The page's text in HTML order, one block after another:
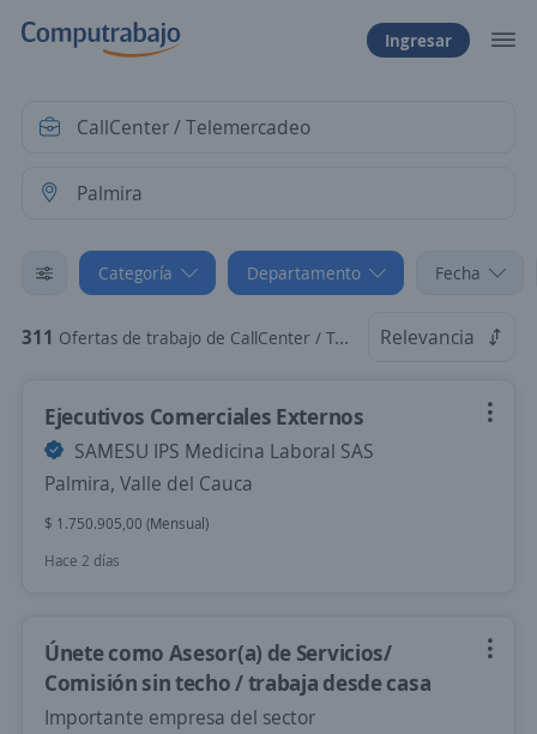
Ingresar
Categoría Departamento Fecha
311 Ofertas de trabajo de CallCenter / Telemercadeo en Palmira, Valle del Cauca Relevancia
Ejecutivos Comerciales Externos
SAMESU IPS Medicina Laboral SAS
Palmira, Valle del Cauca
$ 1.750.905,00 (Mensual)
Hace 2 días
Únete como Asesor(a) de Servicios/
Comisión sin techo / trabaja desde casa
Importante empresa del sector